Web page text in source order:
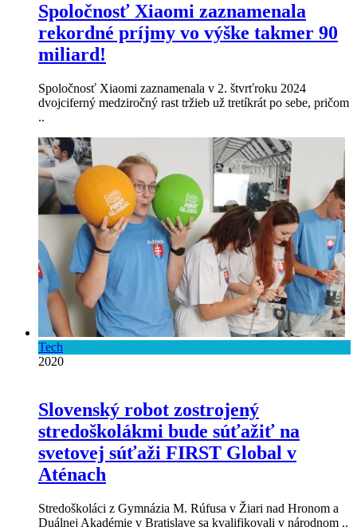
Spoločnosť Xiaomi zaznamenala
rekordné príjmy vo výške takmer 90
miliard!
Spoločnosť Xiaomi zaznamenala v 2. štvrťroku 2024
dvojciferný medziročný rast tržieb už tretíkrát po sebe, pričom
..
Tech
2020
Slovenský robot zostrojený
stredoškolákmi bude súťažiť na
svetovej súťaži FIRST Global v
Aténach
Stredoškoláci z Gymnázia M. Rúfusa v Žiari nad Hronom a
Duálnej Akadémie v Bratislave sa kvalifikovali v národnom ..